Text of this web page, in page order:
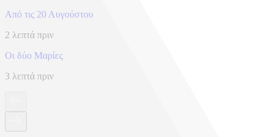
Από τις 20 Αυγούστου
2 λεπτά πριν
Οι δύο Μαρίες
3 λεπτά πριν